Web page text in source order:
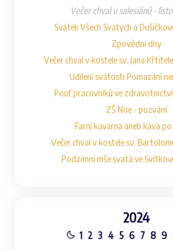
Večer chval u salesiánů -
Svátek Všech Svatých a
Zpovědní dny
Večer chval v kostele sv. Jana
Udílení svátosti Pomazání
Pouť pracovníků ve zdravotnictví
ZŠ Noe - pozvání
Farní kavárna aneb káva
Večer chval v kostele sv.
Podzimní mše svatá ve
2024
1 2 3 4 5 6 7 8 9